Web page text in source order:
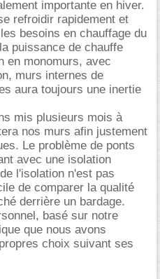
importante en hiver.
refroidir rapidement et
besoins en chauffage du
puissance de chauffe
en monomurs, avec
murs internes de
aura toujours une inertie
mis plusieurs mois à
nos murs afin justement
Le problème de ponts
avec une isolation
l'isolation n'est pas
de comparer la qualité
derrière un bardage.
basé sur notre
que nous avons
choix suivant ses